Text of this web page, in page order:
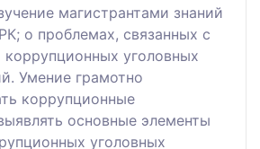
магистрантами знаний
о проблемах, связанных с
коррупционных уголовных
Умение грамотно
коррупционные
основные элементы
уголовных